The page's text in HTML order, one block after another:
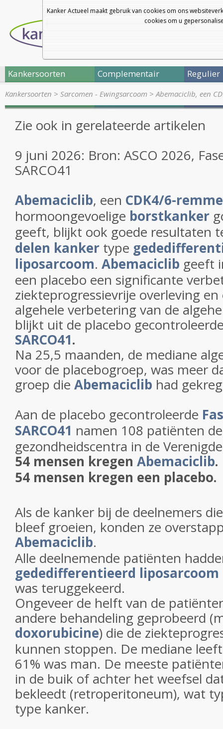
Kanker Actueel maakt gebruik van cookies om ons
cookies om u
Kankersoorten Complementair Regulier
Kankersoorten > Sarcomen - Ewingsarcoom >Abemaciclib, een
Zie ook in gerelateerde artikelen
9 juni 2026: Bron: ASCO 2026,
SARCO41
Abemaciclib, een CDK4/6-
hormoongevoelige borstkanker
geeft, blijkt ook goede resultaten
delen kanker type
liposarcoom. Abemaciclib geeft
een placebo een significante
ziekteprogressievrije overleving
algehele verbetering van de
blijkt uit de placebo
SARCO41.
Na 25,5 maanden, de mediane
voor de placebogroep, was meer
groep die Abemaciclib had
Aan de placebo gecontroleerde
SARCO41 namen 108 patiënten
gezondheidscentra in de
54 mensen kregen Abemaciclib.
54 mensen kregen een placebo.
Als de kanker bij de deelnemers
bleef groeien, konden ze
Abemaciclib.
Alle deelnemende patiënten
gededifferentieerd liposarcoom
was teruggekeerd.
Ongeveer de helft van de
andere behandeling geprobeerd
doxorubicine) die de
kunnen stoppen. De mediane
61% was man. De meeste
in de buik of achter het weefsel
bekleedt (retroperitoneum), wat
type kanker.